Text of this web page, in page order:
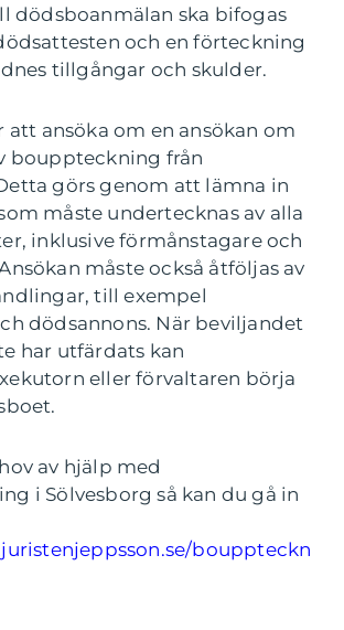
dödsboanmälan ska bifogas
och en förteckning
tillgångar och skulder.
att ansöka om en ansökan om
bouppteckning från
görs genom att lämna in
måste undertecknas av alla
inklusive förmånstagare och
måste också åtföljas av
till exempel
dödsannons. När beviljandet
har utfärdats kan
eller förvaltaren börja
av hjälp med
i Sölvesborg så kan du gå in
bouppteckn